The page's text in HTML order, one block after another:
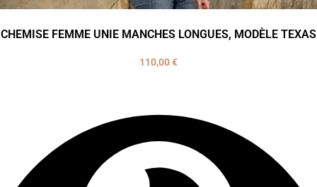
CHEMISE FEMME UNIE MANCHES LONGUES, MODÈLE TEXAS
110,00€